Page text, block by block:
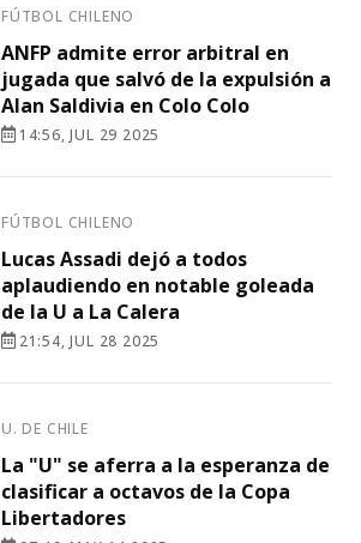
FÚTBOL CHILENO
ANFP admite error arbitral en
jugada que salvó de la expulsión a
Alan Saldivia en Colo Colo
14:56, JUL 29 2025
FÚTBOL CHILENO
Lucas Assadi dejó a todos
aplaudiendo en notable goleada
de la U a La Calera
21:54, JUL 28 2025
U. DE CHILE
La "U" se aferra a la esperanza de
clasificar a octavos de la Copa
Libertadores